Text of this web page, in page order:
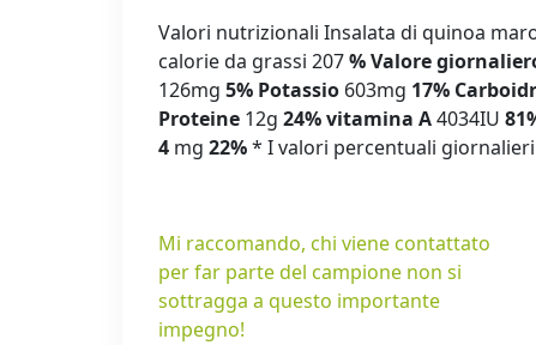
Valori nutrizionali Insalata di quinoa
calorie da grassi 207% Valore
126mg 5% Potassio 603mg 17%
Proteine 12g 24%vitamina A4034IU
4 mg 22%* I valori percentuali
Mi raccomando, chi viene contattato
per far parte del campione non si
sottragga a questo importante
impegno!